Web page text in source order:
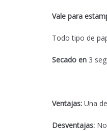
Vale para
Todo tipo de
Secado en 3
Ventajas: Una
Desventajas: